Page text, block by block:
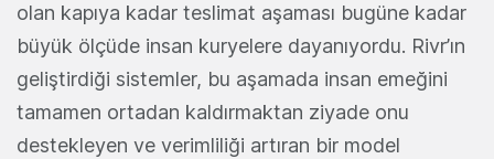
olan kapıya kadar teslimat aşaması bugüne kadar
büyük ölçüde insan kuryelere dayanıyordu. Rivr’ın
geliştirdiği sistemler, bu aşamada insan emeğini
tamamen ortadan kaldırmaktan ziyade onu
destekleyen ve verimliliği artıran bir model